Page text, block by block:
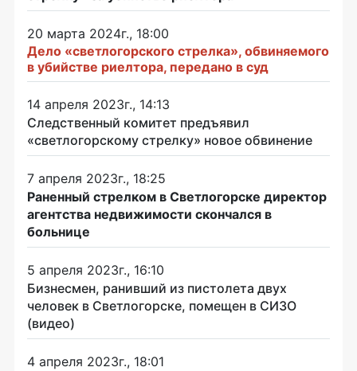
20 марта 2024г., 18:00
Дело «светлогорского стрелка», обвиняемого
в убийстве риелтора, передано в суд
14 апреля 2023г., 14:13
Следственный комитет предъявил
«светлогорскому стрелку» новое обвинение
7 апреля 2023г., 18:25
Раненный стрелком в Светлогорске директор
агентства недвижимости скончался в
больнице
5 апреля 2023г., 16:10
Бизнесмен, ранивший из пистолета двух
человек в Светлогорске, помещен в СИЗО
(видео)
4 апреля 2023г., 18:01